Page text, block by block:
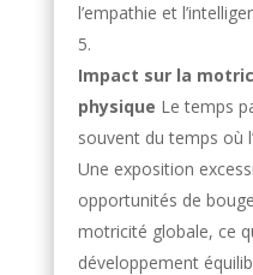
l’empathie et
Impact sur la
physique Le temps
souvent du temps où
Une exposition
opportunités de
motricité globale, ce
développement